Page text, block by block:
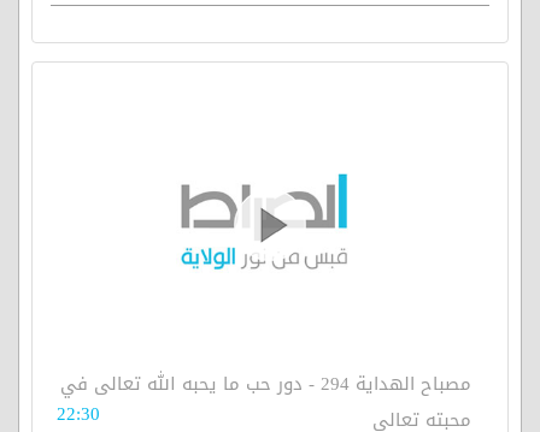
مصباح الهداية 294 - دور حب ما يحبه الله تعالى في
محبته تعالى
22:30